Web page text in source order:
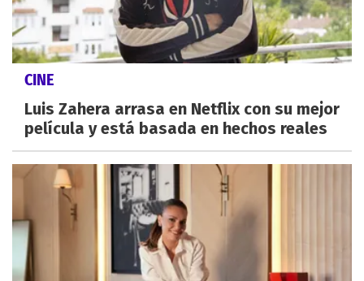
CINE
Luis Zahera arrasa en Netflix con su mejor
película y está basada en hechos reales